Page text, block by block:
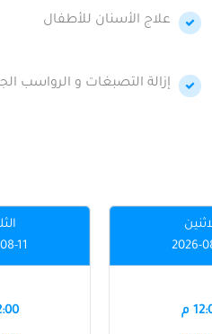
علاج الأسنان للأطفال
إزالة التصبغات و الرواسب
2026-
م
11